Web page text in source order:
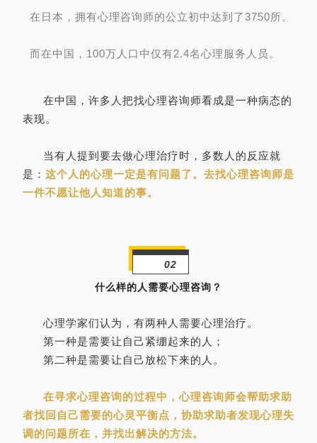
在日本，拥有心理咨询师的公立初中达到了3750所。
而在中国，100万人口中仅有2.4名心理服务人员。
在中国，许多人把找心理咨询师看成是一种病态的
表现。
当有人提到要去做心理治疗时，多数人的反应就
是： 这个人的心理一定是有问题了。去找心理咨询师是
一件不愿让他人知道的事。
02
什么样的人需要心理咨询？
心理学家们认为，有两种人需要心理治疗。
第一种是需要让自己紧绷起来的人；
第二种是需要让自己放松下来的人。
在寻求心理咨询的过程中，心理咨询师会帮助求助
者找回自己需要的心灵平衡点，协助求助者发现心理失
调的问题所在，并找出解决的方法。